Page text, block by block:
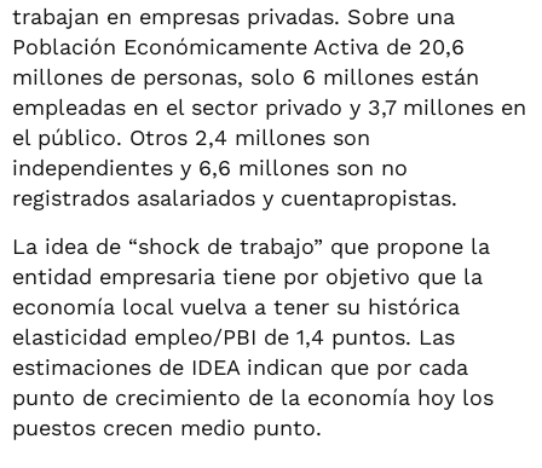
trabajan en empresas privadas. Sobre una
Población Económicamente Activa de 20,6
millones de personas, solo 6 millones están
empleadas en el sector privado y 3,7 millones en
el público. Otros 2,4 millones son
independientes y 6,6 millones son no
registrados asalariados y cuentapropistas.
La idea de “shock de trabajo” que propone la
entidad empresaria tiene por objetivo que la
economía local vuelva a tener su histórica
elasticidad empleo/PBI de 1,4 puntos. Las
estimaciones de IDEA indican que por cada
punto de crecimiento de la economía hoy los
puestos crecen medio punto.